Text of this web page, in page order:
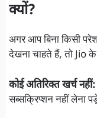
क्यों?
अगर आप बिना किसी
देखना चाहते हैं, तो Jio
कोई अतिरिक्त खर्च नहीं:
सब्सक्रिप्शन नहीं लेना